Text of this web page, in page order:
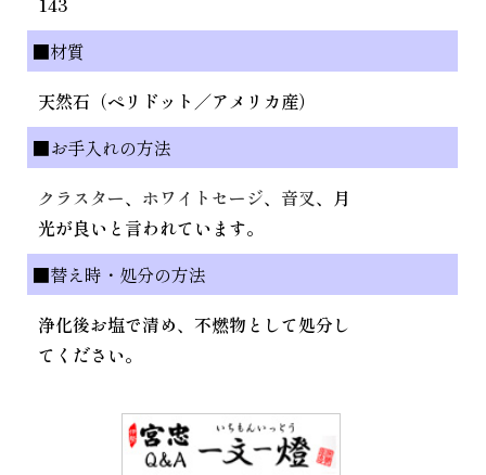
■材質
天然石（ペリドット／アメリカ産）
■お手入れの方法
クラスター、 ホワイトセージ、 音叉、月
光が良いと言われています。
■替え時・処分の方法
浄化後お塩で清め、不燃物として処分し
てください。